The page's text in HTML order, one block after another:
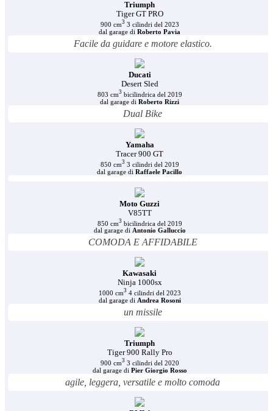
Triumph
Tiger GT PRO
900 cm3 3 cilindri del 2023
dal garage di Roberto Pavia
Facile da guidare e motore elastico.
Ducati
Desert Sled
803 cm3 bicilindrica del 2019
dal garage di Roberto Rizzi
Dual Bike
Yamaha
Tracer 900 GT
850 cm3 3 cilindri del 2019
dal garage di Raffaele Pacillo
Moto Guzzi
V85TT
850 cm3 bicilindrica del 2019
dal garage di Antonio Galluccio
COMODA E AFFIDABILE
Kawasaki
Ninja 1000sx
1000 cm3 4 cilindri del 2023
dal garage di Andrea Rosoni
un missile
Triumph
Tiger 900 Rally Pro
900 cm3 3 cilindri del 2020
dal garage di Pier Giorgio Rosso
agile, leggera, versatile e molto comoda